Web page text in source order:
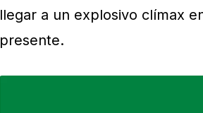
llegar a un explosivo clímax
presente.